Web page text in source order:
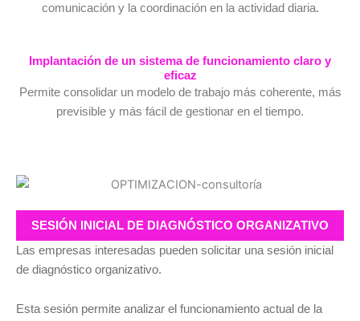
comunicación y la coordinación en la actividad diaria.
Implantación de un sistema de funcionamiento claro y
eficaz
Permite consolidar un modelo de trabajo más coherente, más
previsible y más fácil de gestionar en el tiempo.
SESIÓN INICIAL DE DIAGNÓSTICO ORGANIZATIVO
Las empresas interesadas pueden solicitar una sesión inicial
de diagnóstico organizativo.
Esta sesión permite analizar el funcionamiento actual de la